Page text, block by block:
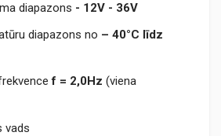
diapazons - 12V - 36V
diapazons no – 40°C līdz
f = 2,0Hz (viena
vads